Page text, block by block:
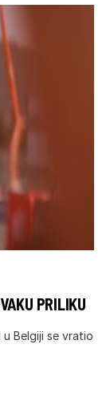
PRILIKU
u Belgiji se vratio